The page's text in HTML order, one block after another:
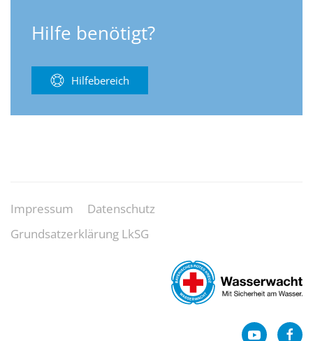
Hilfe benötigt?
Hilfebereich
Impressum
Datenschutz
Grundsatzerklärung LkSG